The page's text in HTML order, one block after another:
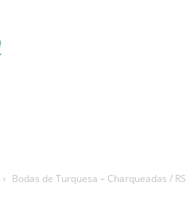
Bodas de Turquesa – Charqueadas / RS